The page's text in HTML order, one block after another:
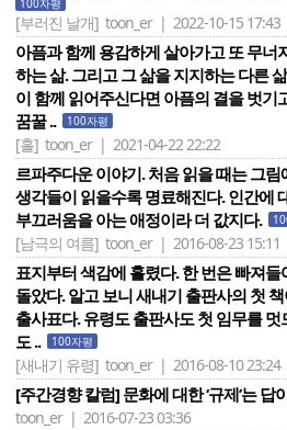
100자평
[부러진 날개] toon_er | 2022-10-15 17:43
아픔과 함께 용감하게 살아가고 또 무너
하는 삶. 그리고 그 삶을 지지하는 다른
이 함께 읽어주신다면 아픔의 결을 벗기
꿈꿀 ..
100자평
[홀] toon_er | 2021-04-22 22:22
르파주다운 이야기. 처음 읽을 때는 그
생각들이 읽을수록 명료해진다. 인간에
부끄러움을 아는 애정이라 더 값지다.
[남극의 여름] toon_er | 2016-08-23 15:11
표지부터 색감에 홀렸다. 한 번은 빠져
돌았다. 알고 보니 새내기 출판사의 첫
출사표다. 유령도 출판사도 첫 임무를
도 ..
100자평
[새내기 유령] toon_er | 2016-08-10 23:24
[주간경향 칼럼] 문화에 대한 ‘규제’는 답
toon_er | 2016-07-23 03:36